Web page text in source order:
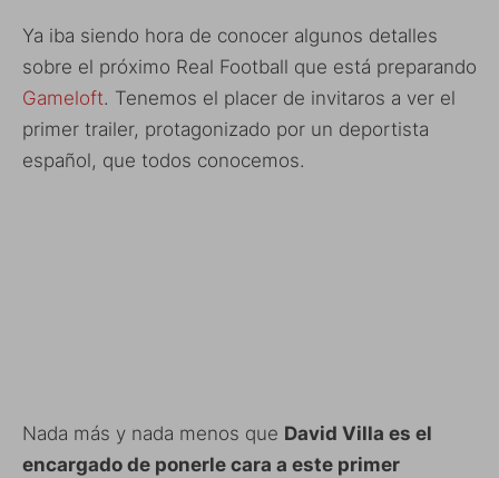
Ya iba siendo hora de conocer algunos detalles
sobre el próximo Real Football que está preparando
Gameloft. Tenemos el placer de invitaros a ver el
primer trailer, protagonizado por un deportista
español, que todos conocemos.
Nada más y nada menos que David Villa es el
encargado de ponerle cara a este primer